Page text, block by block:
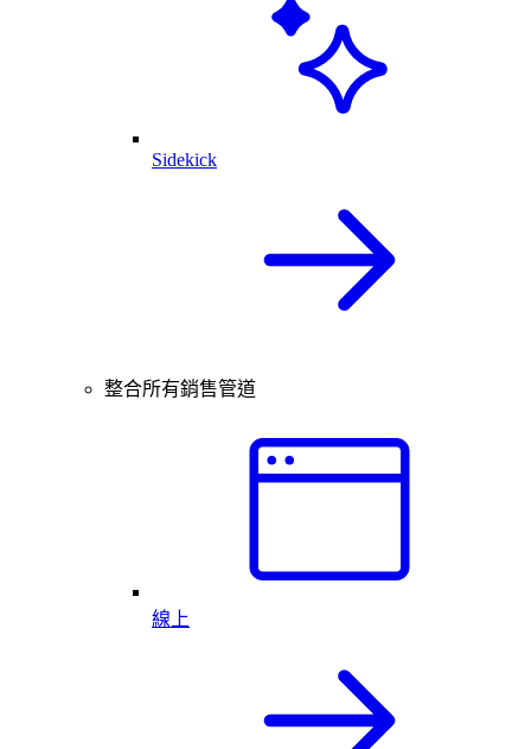
Sidekick
整合所有銷售管道
線上